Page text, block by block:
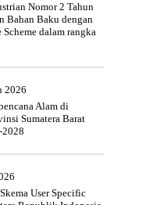
Nomor 2 Tahun
Bahan Baku dengan
dalam rangka
2026
Alam di
Sumatera Barat
2028
User Specific